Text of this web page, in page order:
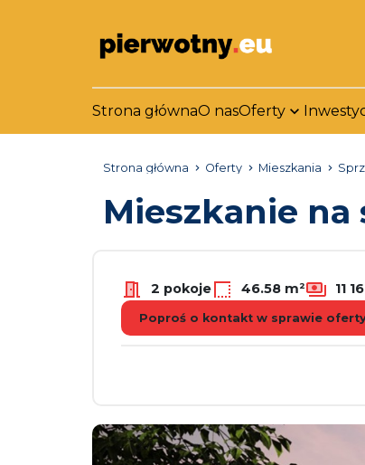
Strona głównaO nasOferty
Strona główna Oferty Mieszkania
Mieszkanie na
2 pokoje 46.58 m² 11
Poproś o kontakt w sprawie